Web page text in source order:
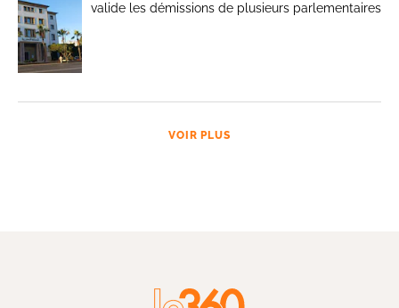
valide les démissions de plusieurs parlementaires
VOIR PLUS